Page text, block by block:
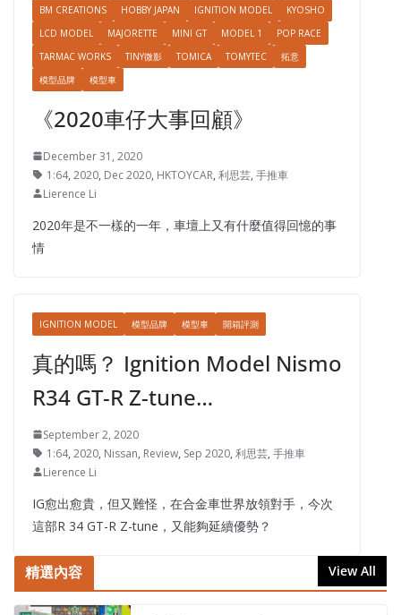
BM CREATIONS HOBBY JAPAN IGNITION MODEL
KYOSHO
LCD MODEL
MAJORETTE MINI GT MODEL 1
POP RACE
TARMAC WORKS
TINY微影 TOMICA TOMYTEC
拓意
模型品牌
模型車
《2020車仔大事回顧》
December 31, 2020
1:64, 2020, Dec 2020, HKTOYCAR, 利思芸, 手推車
Lierence Li
2020年是不一樣的一年，車壇上又有什麼值得回憶的事
情
IGNITION MODEL 模型品牌 模型車 開箱評測
真的嗎？ Ignition Model Nismo
R34 GT-R Z-tune…
September 2, 2020
1:64, 2020, Nissan, Review, Sep 2020, 利思芸, 手推車
Lierence Li
IG愈出愈貴，但又難怪，在合金車世界放領對手，今次
這部R 34 GT-R Z-tune，又能夠延續優勢？
精選內容 View All